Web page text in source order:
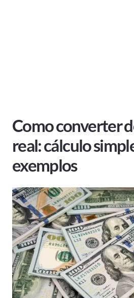
Como converter
real: cálculo
exemplos